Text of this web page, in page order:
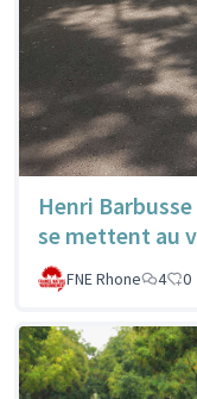
Henri
se mettent au
FNE Rhone
4 0